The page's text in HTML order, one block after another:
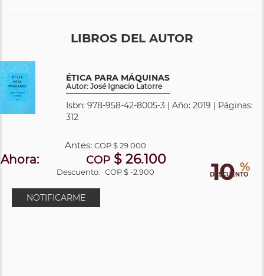
LIBROS DEL AUTOR
ÉTICA PARA MÁQUINAS
Autor: José Ignacio Latorre
Isbn: 978-958-42-8005-3 | Año: 2019 | Páginas:
312
10 %
DESCUENTO
Antes:COP$ 29.000
Ahora: COP $ 26.100
Descuento: COP $ -2.900
NOTIFICARME